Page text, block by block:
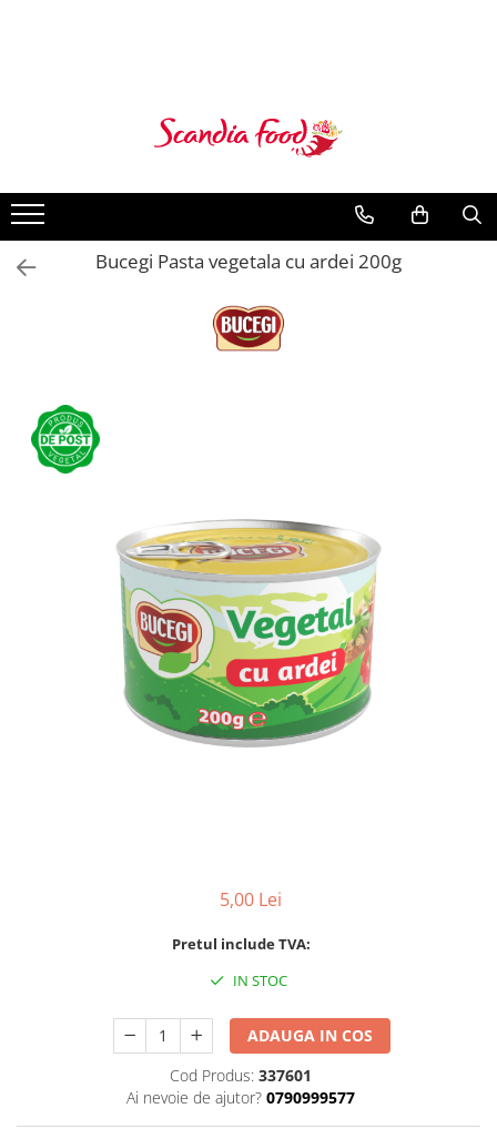
Bucegi Pasta vegetala cu ardei 200g
5,00 Lei
Pretul include TVA:
IN STOC
ADAUGA IN COS
Cod Produs: 337601
Ai nevoie de ajutor? 0790999577